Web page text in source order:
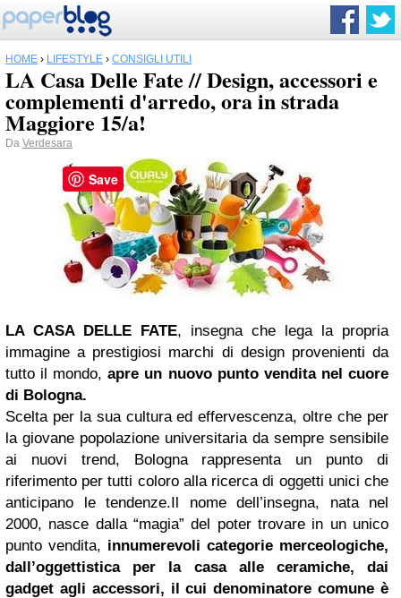
HOME › LIFESTYLE › CONSIGLI UTILI
LA Casa Delle Fate // Design, accessori e
complementi d'arredo, ora in strada
Maggiore 15/a!
Da Verdesara
LA CASA DELLE FATE, insegna che lega la propria
immagine a prestigiosi marchi di design provenienti da
tutto il mondo,apre un nuovo punto vendita nel cuore
di Bologna.
Scelta per la sua cultura ed effervescenza, oltre che per
la giovane popolazione universitaria da sempre sensibile
ai nuovi trend, Bologna rappresenta un punto di
riferimento per tutti coloro alla ricerca di oggetti unici che
anticipano le tendenze.Il nome dell’insegna, nata nel
2000, nasce dalla “magia” del poter trovare in un unico
punto vendita, innumerevoli categorie merceologiche,
dall’oggettistica per la casa alle ceramiche, dai
gadget agli accessori, il cui denominatore comune è
Save